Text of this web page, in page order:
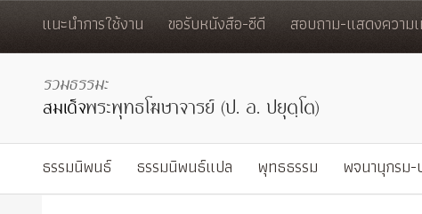
แนะนำการใช้งาน ขอรับหนังสือ-ซีดี สอบถาม-แสดงความ
ธรรมนิพนธ์ ธรรมนิพนธ์แปล พุทธธรรม พจนานุกรม